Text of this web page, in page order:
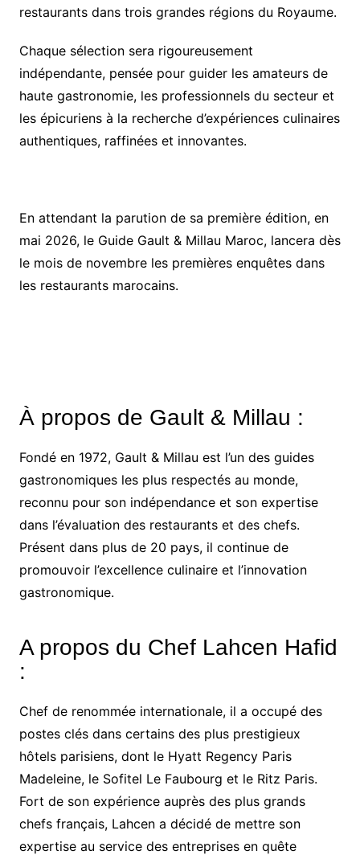
restaurants dans trois grandes régions du Royaume.
Chaque sélection sera rigoureusement
indépendante, pensée pour guider les amateurs de
haute gastronomie, les professionnels du secteur et
les épicuriens à la recherche d’expériences culinaires
authentiques, raffinées et innovantes.
En attendant la parution de sa première édition, en
mai 2026, le Guide Gault & Millau Maroc, lancera dès
le mois de novembre les premières enquêtes dans
les restaurants marocains.
À propos de Gault & Millau :
Fondé en 1972, Gault & Millau est l’un des guides
gastronomiques les plus respectés au monde,
reconnu pour son indépendance et son expertise
dans l’évaluation des restaurants et des chefs.
Présent dans plus de 20 pays, il continue de
promouvoir l’excellence culinaire et l’innovation
gastronomique.
A propos du Chef Lahcen Hafid
:
Chef de renommée internationale, il a occupé des
postes clés dans certains des plus prestigieux
hôtels parisiens, dont le Hyatt Regency Paris
Madeleine, le Sofitel Le Faubourg et le Ritz Paris.
Fort de son expérience auprès des plus grands
chefs français, Lahcen a décidé de mettre son
expertise au service des entreprises en quête